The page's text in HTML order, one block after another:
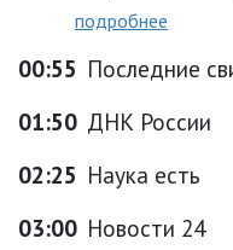
подробнее
00:55 Последние
01:50 ДНК России
02:25 Наука есть
03:00 Новости 24